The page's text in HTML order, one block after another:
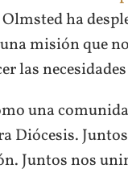
ha
misión que
las
una
Diócesis.
Juntos nos